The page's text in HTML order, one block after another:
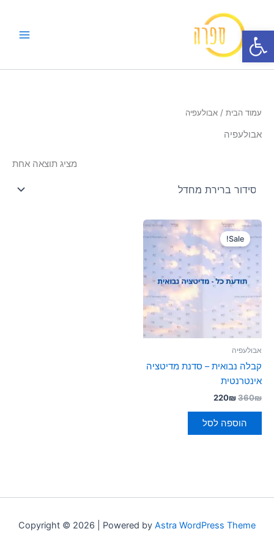
פתח סרגל נגישות
עמוד הבית / אבולעפיה
אבולעפיה
מציג תוצאה אחת
Sale!
אבולעפיה
קבלה נבואית – סדנת מדיטציה
אינטרנטית
360₪
המחיר
המקורי
היה:
360₪.
220₪
המחיר
הנוכחי
הוא:
220₪.
הוספה לסל
Copyright © 2026 | Powered by Astra WordPress Theme